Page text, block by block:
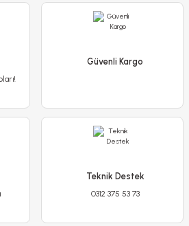
Güvenli Kargo
Teknik Destek
0312 375 53 73